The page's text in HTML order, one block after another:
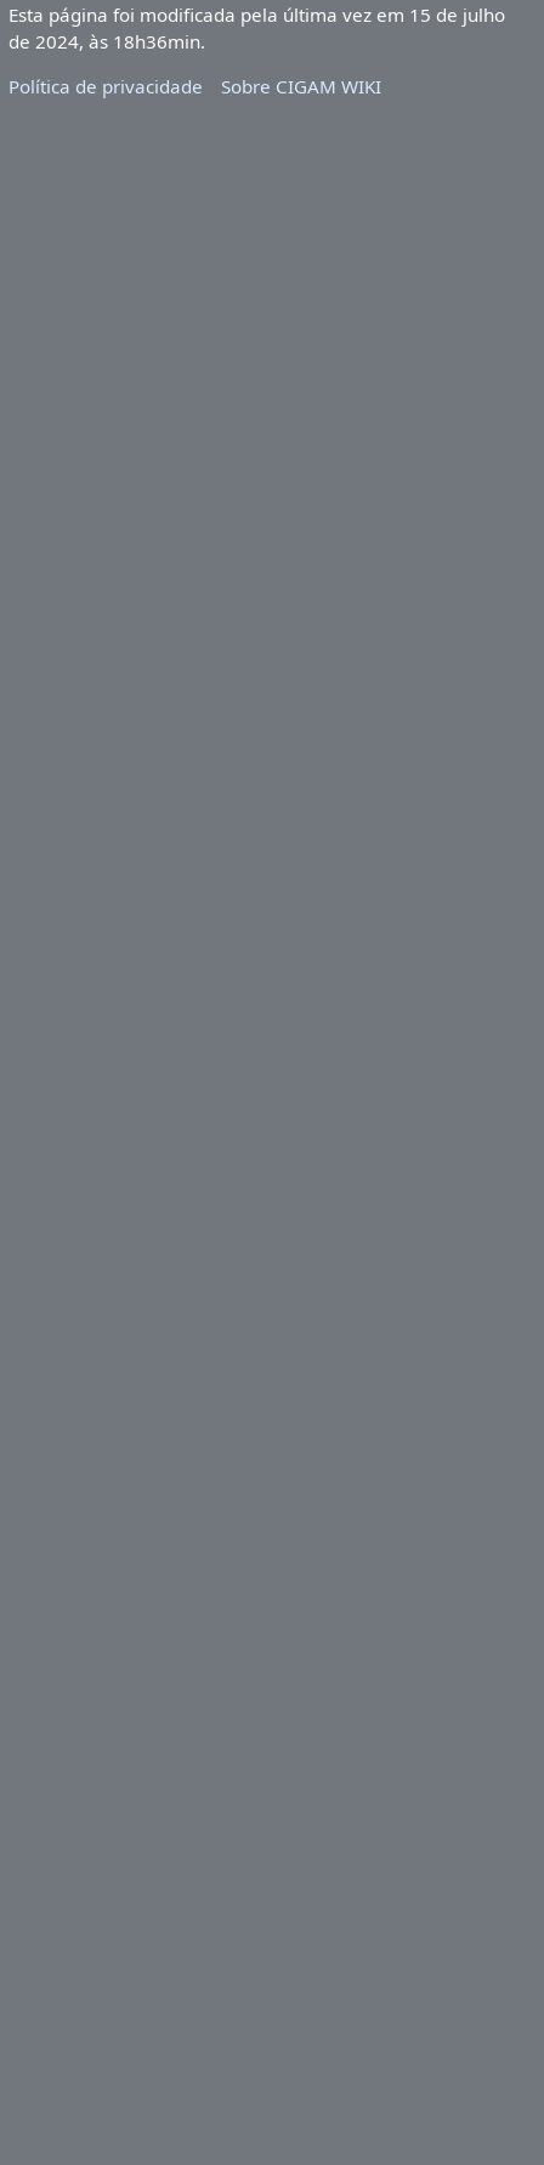
Esta página foi modificada pela última vez em 15 de julho
de 2024, às 18h36min.
Política de privacidade
Sobre CIGAM WIKI